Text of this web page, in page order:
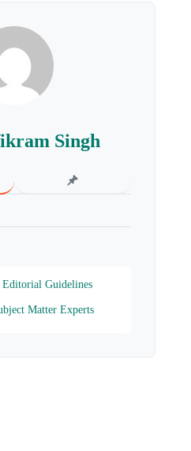
Singh
Editorial Guidelines
Matter Experts